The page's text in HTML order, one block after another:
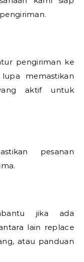
pengiriman ke
memastikan
aktif untuk
pesanan
jika ada
lain replace
atau panduan